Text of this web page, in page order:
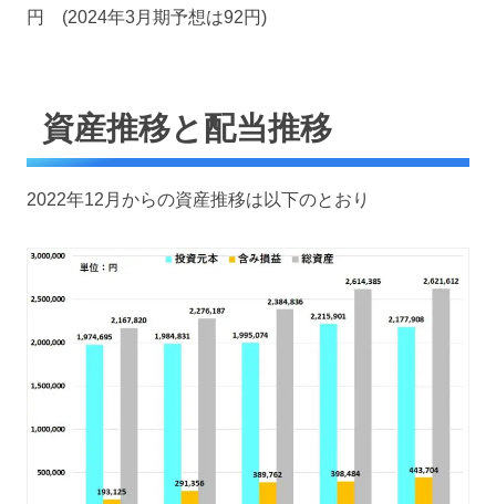
円 (2024年3月期予想は92円)
資産推移と配当推移
2022年12月からの資産推移は以下のとおり